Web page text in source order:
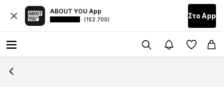
ABOUT YOU App
(152.700) Στο Αpp